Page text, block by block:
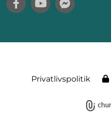
Privatlivspolitik